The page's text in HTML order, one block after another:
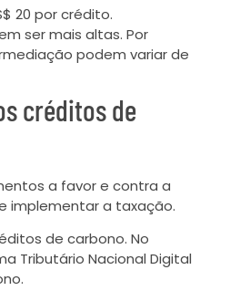
20 por crédito.
ser mais altas. Por
podem variar de
créditos de
a favor e contra a
implementar a taxação.
de carbono. No
Tributário Nacional Digital